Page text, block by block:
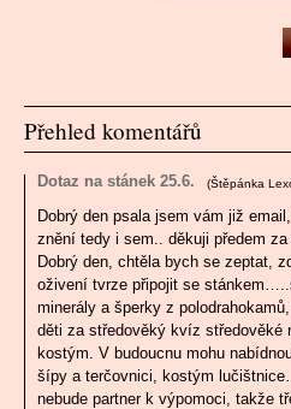
Přehled komentářů
Dotaz na stánek 25.6. (Štěpánka
Dobrý den psala jsem vám již
znění tedy i sem.. děkuji předem
Dobrý den, chtěla bych se zeptat,
oživení tvrze připojit se
minerály a šperky z
děti za středověký kvíz
kostým. V budoucnu mohu
šípy a terčovnici, kostým
nebude partner k výpomoci, takže